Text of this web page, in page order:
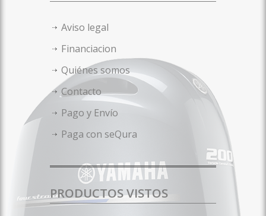
Aviso legal
Financiacion
Quiénes somos
Contacto
Pago y Envío
Paga con seQura
PRODUCTOS VISTOS